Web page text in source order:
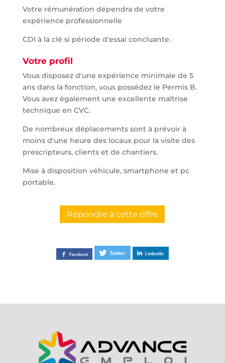
Votre rémunération dépendra de votre
expérience professionnelle
CDI à la clé si période d'essai concluante.
Votre profil
Vous disposez d'une expérience minimale de 5
ans dans la fonction, vous possédez le Permis B.
Vous avez également une excellente maîtrise
technique en CVC.
De nombreux déplacements sont à prévoir à
moins d'une heure des locaux pour la visite des
prescripteurs, clients et de chantiers.
Mise à disposition véhicule, smartphone et pc
portable.
Répondre à cette offre